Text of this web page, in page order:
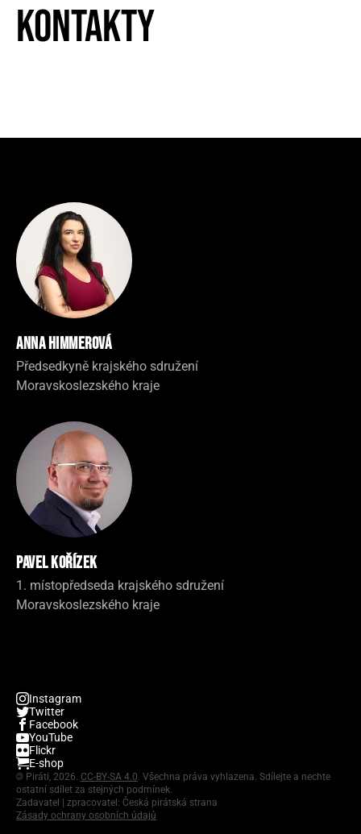
Kontakty
Anna Himmerová
Předsedkyně krajského sdružení
Moravskoslezského kraje
Pavel Kořízek
1. místopředseda krajského sdružení
Moravskoslezského kraje
Instagram
Twitter
Facebook
YouTube
Flickr
E-shop
© Piráti, 2026. CC-BY-SA 4.0. Všechna práva vyhlazena. Sdílejte a nechte
ostatní sdílet za stejných podmínek.
Zadavatel | zpracovatel: Česká pirátská strana
Zásady ochrany osobních údajů